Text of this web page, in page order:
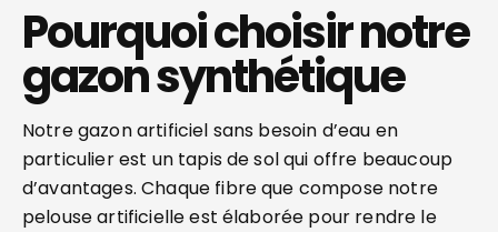
Pourquoi choisir notre
gazon synthétique
Notre gazon artificiel sans besoin d’eau en
particulier est un tapis de sol qui offre beaucoup
d’avantages. Chaque fibre que compose notre
pelouse artificielle est élaborée pour rendre le